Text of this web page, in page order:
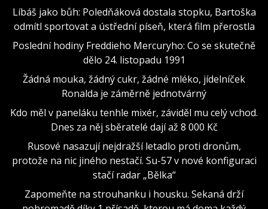
Líbáš jako bůh: Poledňáková dostala stopku, Bartoška
odmítl sportovat a ústřední píseň, která film přerostla
Poslední hodiny Freddieho Mercuryho: Co se skutečně
dělo 24. listopadu 1991
Žádná mouka, žádný cukr, žádné mléko, jídelníček
Ronalda je záměrně jednotvárný
Kdo měl v paneláku tenhle mixér, záviděl mu celý vchod.
Dnes za něj sběratelé dají až 8 000 Kč
Rusové nasazují nejdražší letadlo proti dronům,
protože na nic jiného nestačí. Su-57 v nové konfiguraci
stačí radar „Bělka“
Zapomeňte na strouhanku i housku. Sekaná drží